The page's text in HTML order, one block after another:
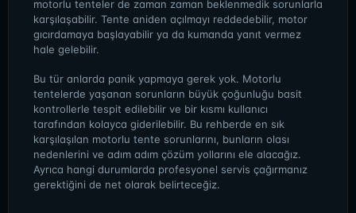
motorlu tenteler de zaman zaman beklenmedik sorunlarla
karşılaşabilir. Tente aniden açılmayı reddedebilir, motor
gıcırdamaya başlayabilir ya da kumanda yanıt vermez
hale gelebilir.
Bu tür anlarda panik yapmaya gerek yok. Motorlu
tentelerde yaşanan sorunların büyük çoğunluğu basit
kontrollerle tespit edilebilir ve bir kısmı kullanıcı
tarafından kolayca giderilebilir. Bu rehberde en sık
karşılaşılan motorlu tente sorunlarını, bunların olası
nedenlerini ve adım adım çözüm yollarını ele alacağız.
Ayrıca hangi durumlarda profesyonel servis çağırmanız
gerektiğini de net olarak belirteceğiz.